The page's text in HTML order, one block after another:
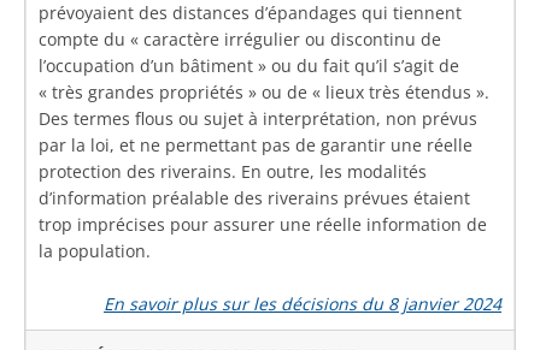
prévoyaient des distances d’épandages qui tiennent
compte du « caractère irrégulier ou discontinu de
l’occupation d’un bâtiment » ou du fait qu’il s’agit de
« très grandes propriétés » ou de « lieux très étendus ».
Des termes flous ou sujet à interprétation, non prévus
par la loi, et ne permettant pas de garantir une réelle
protection des riverains. En outre, les modalités
d’information préalable des riverains prévues étaient
trop imprécises pour assurer une réelle information de
la population.
En savoir plus sur les décisions du 8 janvier 2024